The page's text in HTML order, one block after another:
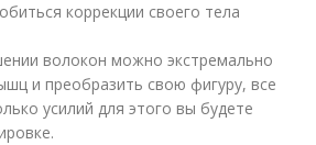
коррекции своего тела
волокон можно экстремально
и преобразить свою фигуру, все
усилий для этого вы будете